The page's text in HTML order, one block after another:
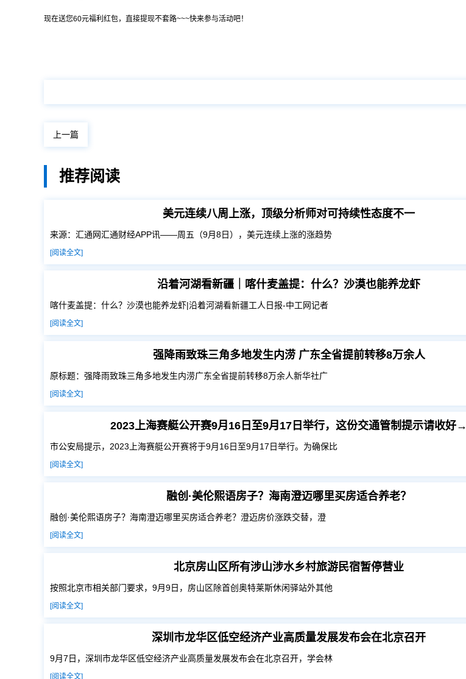
现在送您60元福利红包，直接提现不套路~~~快来参与活动吧！
上一篇
推荐阅读
美元连续八周上涨，顶级分析师对可持续性态度不一
来源：汇通网汇通财经APP讯——周五（9月8日），美元连续上涨的涨趋势
[阅读全文]
沿着河湖看新疆｜喀什麦盖提：什么？沙漠也能养龙虾
喀什麦盖提：什么？沙漠也能养龙虾|沿着河湖看新疆工人日报-中工网记者
[阅读全文]
强降雨致珠三角多地发生内涝 广东全省提前转移8万余人
原标题：强降雨致珠三角多地发生内涝广东全省提前转移8万余人新华社广
[阅读全文]
2023上海赛艇公开赛9月16日至9月17日举行，这份交通管制提示请收好→
市公安局提示，2023上海赛艇公开赛将于9月16日至9月17日举行。为确保比
[阅读全文]
融创·美伦熙语房子？海南澄迈哪里买房适合养老？
融创·美伦熙语房子？海南澄迈哪里买房适合养老？澄迈房价涨跌交替，澄
[阅读全文]
北京房山区所有涉山涉水乡村旅游民宿暂停营业
按照北京市相关部门要求，9月9日，房山区除首创奥特莱斯休闲驿站外其他
[阅读全文]
深圳市龙华区低空经济产业高质量发展发布会在北京召开
9月7日，深圳市龙华区低空经济产业高质量发展发布会在北京召开，学会林
[阅读全文]